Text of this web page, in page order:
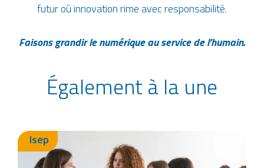
futur où innovation rime avec responsabilité.
Faisons grandir le numérique au service de l’humain.
Également à la une
Isep